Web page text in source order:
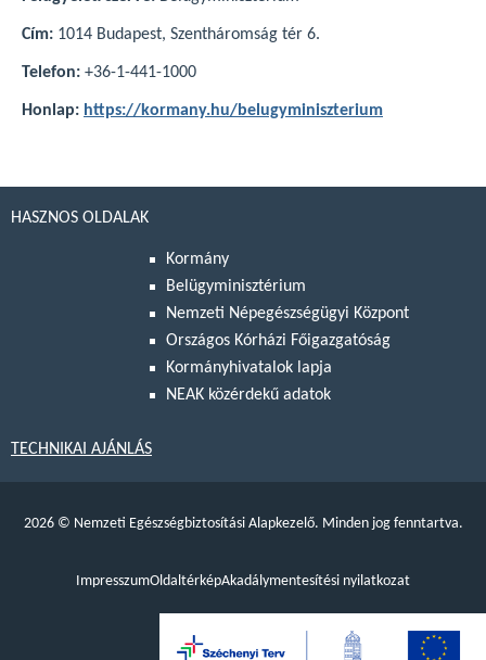
Cím: 1014 Budapest, Szentháromság tér 6.
Telefon: +36-1-441-1000
Honlap: https://kormany.hu/belugyminiszterium
HASZNOS OLDALAK
Kormány
Belügyminisztérium
Nemzeti Népegészségügyi Központ
Országos Kórházi Főigazgatóság
Kormányhivatalok lapja
NEAK közérdekű adatok
TECHNIKAI AJÁNLÁS
2026 © Nemzeti Egészségbiztosítási Alapkezelő. Minden jog fenntartva.
ImpresszumOldaltérképAkadálymentesítési nyilatkozat